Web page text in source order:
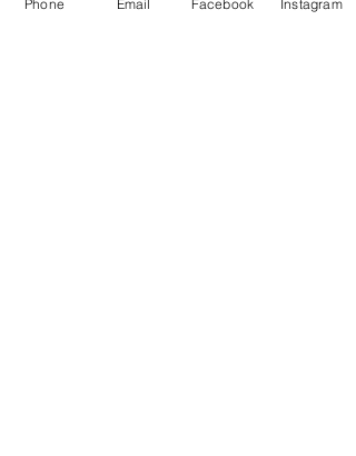
Phone Email Facebook Instagram